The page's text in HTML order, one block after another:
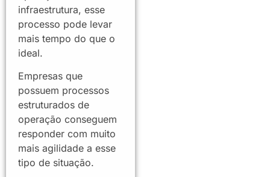
infraestrutura, esse
processo pode levar
mais tempo do que o
ideal.
Empresas que
possuem processos
estruturados de
operação conseguem
responder com muito
mais agilidade a esse
tipo de situação.